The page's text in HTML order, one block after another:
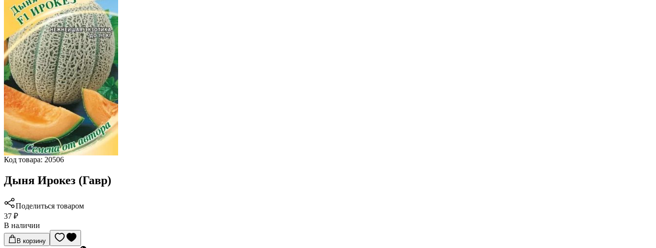
Код товара: 20506
Дыня Ирокез (Гавр)
Поделиться товаром
37 ₽
В наличии
В корзину